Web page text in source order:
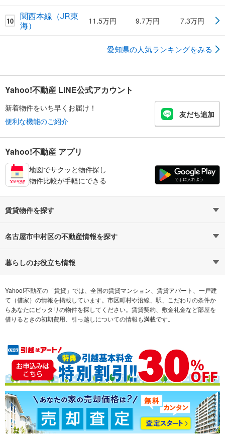
10
関西本線（JR東
海）
11.5万円 9.7万円 7.3万円
愛知県の人気ランキングをみる
Yahoo!不動産 LINE公式アカウント
新着物件をいち早くお届け！
便利な機能のご紹介
友だち追加
Yahoo!不動産 アプリ
地図でサクッと物件探し
物件比較が手軽にできる
賃貸物件を探す
路線・駅から探す
通勤時間から探す
不動産会社から探す 希望の条件から探す
テーマから探す ランキングから探す
名古屋市中村区の不動産情報を探す
不動産・住宅
新築マンション 中古マンション
新築一戸建て 中古一戸建て
売却査定
暮らしのお役立ち情報
マンションカタログ 教えて！住まいの先生
Yahoo!不動産の「賃貸」では、全国の賃貸マンション、賃貸アパート、一戸建
て（借家）の情報を掲載しています。市区町村や沿線、駅、こだわりの条件か
らあなたにピッタリの物件を探してください。賃貸契約、敷金礼金など部屋を
借りるときの初期費用、引っ越しについての情報も満載です。